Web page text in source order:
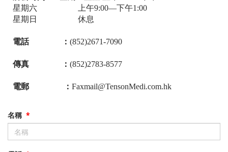
星期六 上午9:00—下午1:00
星期日 休息
電話 ： (852)2671-7090
傳真 ： (852)2783-8577
電郵 ： Faxmail@TensonMedi.com.hk
名稱 *